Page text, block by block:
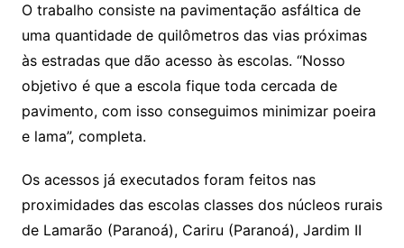
O trabalho consiste na pavimentação asfáltica de
uma quantidade de quilômetros das vias próximas
às estradas que dão acesso às escolas. “Nosso
objetivo é que a escola fique toda cercada de
pavimento, com isso conseguimos minimizar poeira
e lama”, completa.
Os acessos já executados foram feitos nas
proximidades das escolas classes dos núcleos rurais
de Lamarão (Paranoá), Cariru (Paranoá), Jardim II